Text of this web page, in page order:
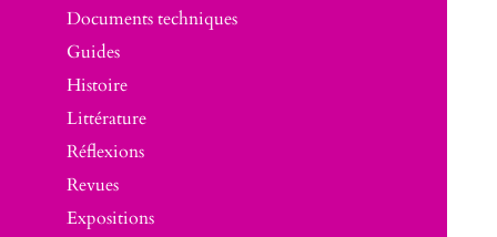
Documents techniques
Guides
Histoire
Littérature
Réflexions
Revues
Expositions